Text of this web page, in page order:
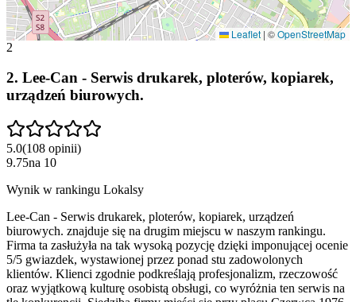
Leaflet | ©OpenStreetMap
2
2. Lee-Can - Serwis drukarek, ploterów, kopiarek,
urządzeń biurowych.
5.0(108 opinii)
9.75na 10
Wynik w rankingu Lokalsy
Lee-Can - Serwis drukarek, ploterów, kopiarek, urządzeń
biurowych. znajduje się na drugim miejscu w naszym rankingu.
Firma ta zasłużyła na tak wysoką pozycję dzięki imponującej ocenie
5/5 gwiazdek, wystawionej przez ponad stu zadowolonych
klientów. Klienci zgodnie podkreślają profesjonalizm, rzeczowość
oraz wyjątkową kulturę osobistą obsługi, co wyróżnia ten serwis na